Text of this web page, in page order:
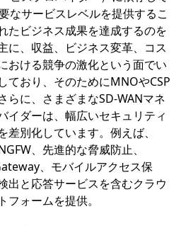
なサービスレベルを提供するこ
たビジネス成果を達成するのを
に、収益、ビジネス変革、コス
おける競争の激化という面でい
ており、そのためにMNOやCSP
らに、さまざまなSD-WANマネ
イダーは、幅広いセキュリティ
差別化しています。例えば、
、先進的な脅威防止、
、モバイルアクセス保
出と応答サービスを含むクラウ
フォームを提供。